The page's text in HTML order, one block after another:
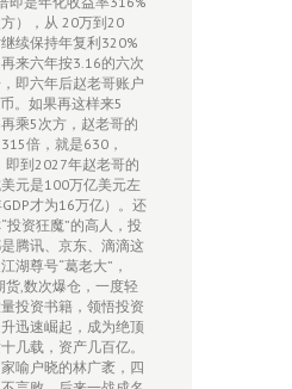
方），从 20万到20
续保持年复利320%
来六年按3.16的六次
即六年后赵老哥账户
。如果再这样来5
乘5次方，赵老哥的
倍，就是630，
即到2027年赵老哥的
元是100万亿美元左
才为16万亿）。还
投资狂魔”的高人，投
腾讯、京东、滴滴这
湖尊号“葛老大”，
,数次爆仓，一度轻
投资书籍，领悟投资
迅速崛起，成为绝顶
几载，资产几百亿。
喻户晓的林广袤，四